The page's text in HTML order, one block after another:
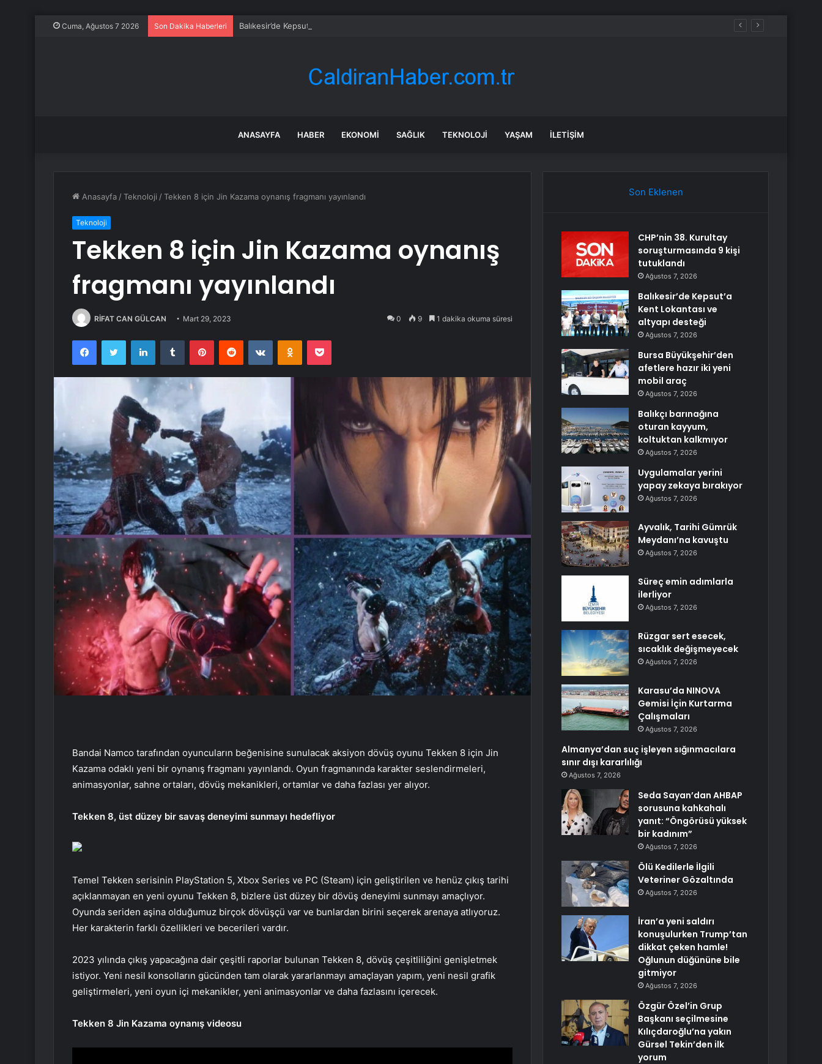
Cuma, Ağustos 7 2026 Son Dakika Haberleri Balıkesir’de Kepsut’a Kent Lokantası ve altyapı desteği
ANASAYFA HABER EKONOMI SAĞLIK TEKNOLOJI YAŞAM İLETIŞIM
Anasayfa /Teknoloji /Tekken 8 için Jin Kazama oynanış fragmanı yayınlandı
Teknoloji
Tekken 8 için Jin Kazama oynanış
fragmanı yayınlandı
RİFAT CAN GÜLCAN Mart 29, 2023 0 9 1 dakika okuma süresi
FacebookTwitter LinkedInTumblr PinterestReddit VKontakteOdnoklassniki
Pocket
Bandai Namco tarafından oyuncuların beğenisine sunulacak aksiyon dövüş oyunu Tekken 8 için Jin
Kazama odaklı yeni bir oynanış fragmanı yayınlandı. Oyun fragmanında karakter seslendirmeleri,
animasyonlar, sahne ortaları, dövüş mekanikleri, ortamlar ve daha fazlası yer alıyor.
Tekken 8, üst düzey bir savaş deneyimi sunmayı hedefliyor
Temel Tekken serisinin PlayStation 5, Xbox Series ve PC (Steam) için geliştirilen ve henüz çıkış tarihi
açıklanmayan en yeni oyunu Tekken 8, bizlere üst düzey bir dövüş deneyimi sunmayı amaçlıyor.
Oyunda seriden aşina olduğumuz birçok dövüşçü var ve bunlardan birini seçerek arenaya atlıyoruz.
Her karakterin farklı özellikleri ve becerileri vardır.
2023 yılında çıkış yapacağına dair çeşitli raporlar bulunan Tekken 8, dövüş çeşitliliğini genişletmek
istiyor. Yeni nesil konsolların gücünden tam olarak yararlanmayı amaçlayan yapım, yeni nesil grafik
geliştirmeleri, yeni oyun içi mekanikler, yeni animasyonlar ve daha fazlasını içerecek.
Tekken 8 Jin Kazama oynanış videosu
Son Eklenen
CHP’nin 38. Kurultay
soruşturmasında 9 kişi
tutuklandı
Ağustos 7, 2026
Balıkesir’de Kepsut’a
Kent Lokantası ve
altyapı desteği
Ağustos 7, 2026
Bursa Büyükşehir’den
afetlere hazır iki yeni
mobil araç
Ağustos 7, 2026
Balıkçı barınağına
oturan kayyum,
koltuktan kalkmıyor
Ağustos 7, 2026
Uygulamalar yerini
yapay zekaya bırakıyor
Ağustos 7, 2026
Ayvalık, Tarihi Gümrük
Meydanı’na kavuştu
Ağustos 7, 2026
Süreç emin adımlarla
ilerliyor
Ağustos 7, 2026
Rüzgar sert esecek,
sıcaklık değişmeyecek
Ağustos 7, 2026
Karasu’da NINOVA
Gemisi İçin Kurtarma
Çalışmaları
Ağustos 7, 2026
Almanya’dan suç işleyen sığınmacılara
sınır dışı kararlılığı
Ağustos 7, 2026
Seda Sayan’dan AHBAP
sorusuna kahkahalı
yanıt: “Öngörüsü yüksek
bir kadınım”
Ağustos 7, 2026
Ölü Kedilerle İlgili
Veteriner Gözaltında
Ağustos 7, 2026
İran’a yeni saldırı
konuşulurken Trump’tan
dikkat çeken hamle!
Oğlunun düğününe bile
gitmiyor
Ağustos 7, 2026
Özgür Özel’in Grup
Başkanı seçilmesine
Kılıçdaroğlu’na yakın
Gürsel Tekin’den ilk
yorum